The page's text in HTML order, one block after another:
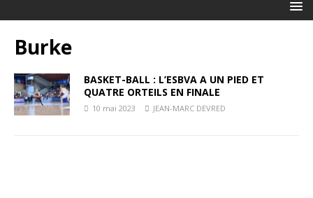
Burke
BASKET-BALL : L’ESBVA A UN PIED ET
QUATRE ORTEILS EN FINALE
10 mai 2023 JEAN-MARC DEVRED